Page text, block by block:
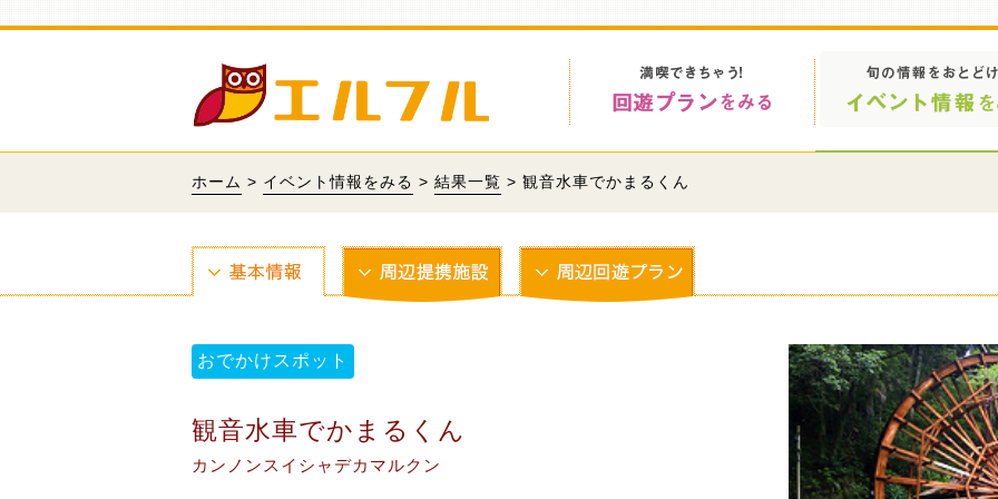
ホーム > イベント情報をみる > 結果一覧 > 観音水車でかまるくん
おでかけスポット
観音水車でかまるくん
カンノンスイシャデカマルクン